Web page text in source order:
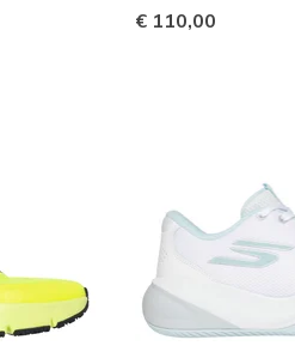
€ 110,00